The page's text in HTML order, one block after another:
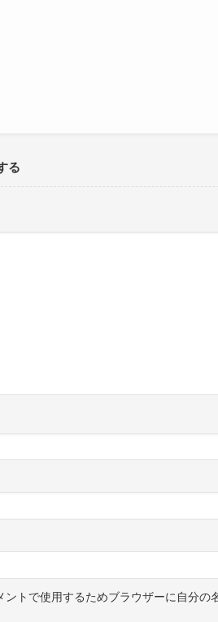
る
ントで使用するためブラウザーに自分の